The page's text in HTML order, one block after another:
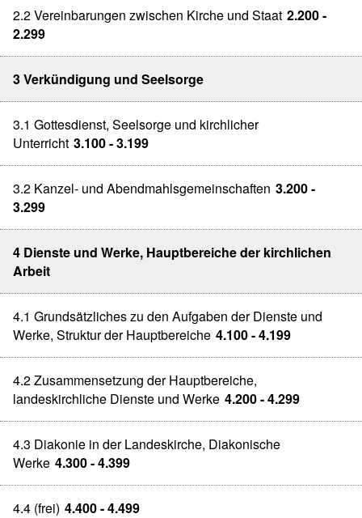
2.2 Vereinbarungen zwischen Kirche und Staat 2.200 -
2.299
3 Verkündigung und Seelsorge
3.1 Gottesdienst, Seelsorge und kirchlicher
Unterricht 3.100 - 3.199
3.2 Kanzel- und Abendmahlsgemeinschaften 3.200 -
3.299
4 Dienste und Werke, Hauptbereiche der kirchlichen
Arbeit
4.1 Grundsätzliches zu den Aufgaben der Dienste und
Werke, Struktur der Hauptbereiche 4.100 - 4.199
4.2 Zusammensetzung der Hauptbereiche,
landeskirchliche Dienste und Werke 4.200 - 4.299
4.3 Diakonie in der Landeskirche, Diakonische
Werke 4.300 - 4.399
4.4 (frei) 4.400 - 4.499